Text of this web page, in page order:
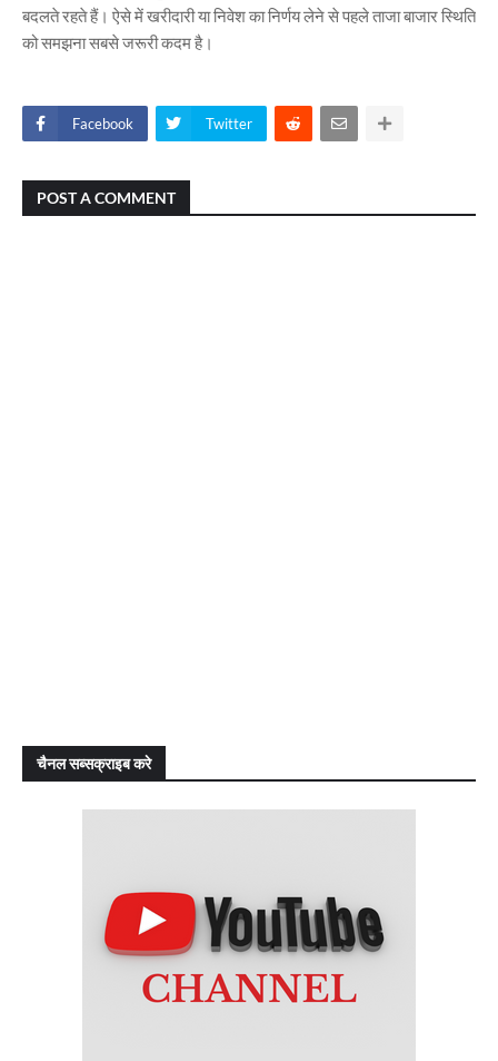
बदलते रहते हैं। ऐसे में खरीदारी या निवेश का निर्णय लेने से पहले ताजा बाजार स्थिति
को समझना सबसे जरूरी कदम है।
Facebook Twitter
POST A COMMENT
चैनल सब्सक्राइब करे